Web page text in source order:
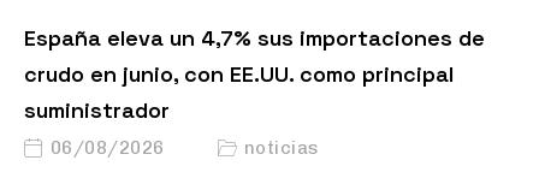
España eleva un 4,7% sus importaciones de
crudo en junio, con EE.UU. como principal
suministrador
06/08/2026 noticias